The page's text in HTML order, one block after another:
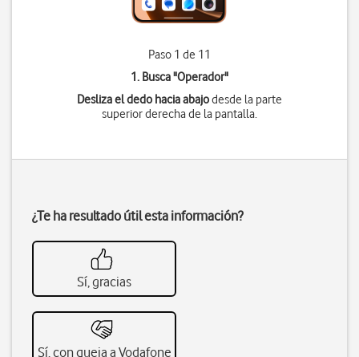
Paso 1 de 11
1. Busca "Operador"
Desliza el dedo hacia abajodesde la parte
superior derecha de la pantalla.
¿Te ha resultado útil esta información?
Sí, gracias
Sí, con queja a Vodafone